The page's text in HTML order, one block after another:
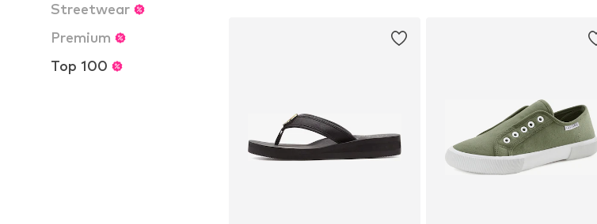
Streetwear
Premium
Top 100